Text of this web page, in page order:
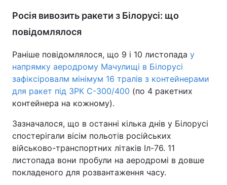
Росія вивозить ракети з Білорусі: що
повідомлялося
Раніше повідомлялося, що 9 і 10 листопада у
напрямку аеродрому Мачулищі в Білорусі
зафіксіровалм мінімум 16 тралів з контейнерами
для ракет під ЗРК С-300/400 (по 4 ракетних
контейнера на кожному).
Зазначалося, що в останні кілька днів у Білорусі
спостерігали вісім польотів російських
військово-транспортних літаків Іл-76. 11
листопада вони пробули на аеродромі в довше
покладеного для розвантаження часу.